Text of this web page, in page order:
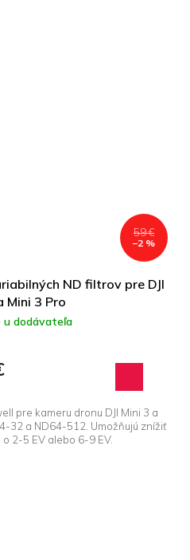
59 €
–2 %
ND filtrov pre DJI
Mini 3 Pro
u dodávateľa
pre kameru dronu DJI Mini 3 a
32 a ND64-512. Umožňujú znížiť
2-5 EV alebo 6-9 EV.